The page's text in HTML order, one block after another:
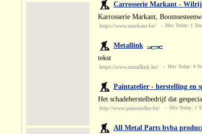
Carrosserie Markant -
Karrosserie Markant,
https://www.markant.be/ - Hits Today: 1
Metallink
tekst
https://www.metallink.be/ - Hits Today: 4
Paintatelier - herstelling en
Het schadeherstelbedrijf dat
http://www.paintatelier.be/ - Hits Today: 1
All Metal Parts bvba